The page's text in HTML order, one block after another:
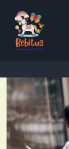
content